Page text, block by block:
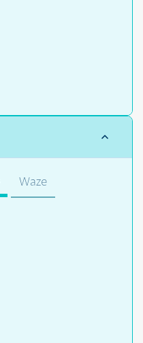
Waze